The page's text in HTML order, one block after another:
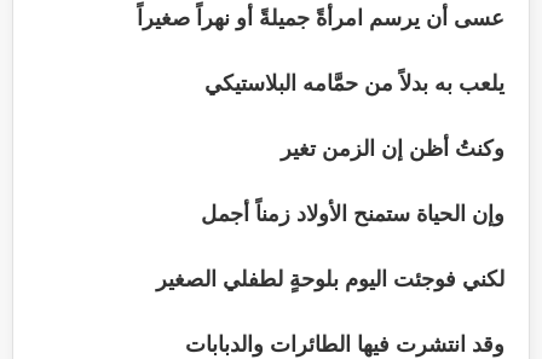
عسى أن يرسم امرأةً جميلةً أو نهراً صغيراً
يلعب به بدلاً من حمَّامه البلاستيكي
وكنتُ أظن إن الزمن تغير
وإن الحياة ستمنح الأولاد زمناً أجمل
لكني فوجئت اليوم بلوحةٍ لطفلي الصغير
وقد انتشرت فيها الطائرات والدبابات